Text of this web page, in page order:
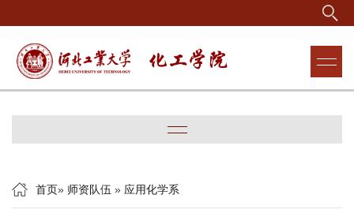
首页» 师资队伍 » 应用化学系